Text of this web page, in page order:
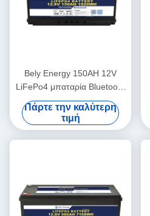
Bely Energy 150AH 12V
LiFePo4 μπαταρία Bluetooth
και αυτοθέρμανση για Yachit
Medical
Πάρτε την καλύτερη
τιμή